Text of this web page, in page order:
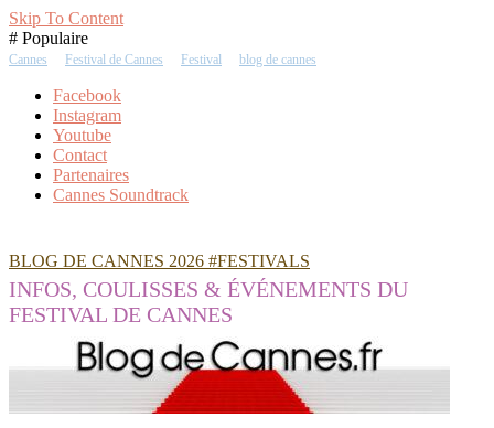
Skip To Content
# Populaire
Cannes Festival de Cannes Festival blog de cannes
Facebook
Instagram
Youtube
Contact
Partenaires
Cannes Soundtrack
BLOG DE CANNES 2026 #FESTIVALS
INFOS, COULISSES & ÉVÉNEMENTS DU
FESTIVAL DE CANNES